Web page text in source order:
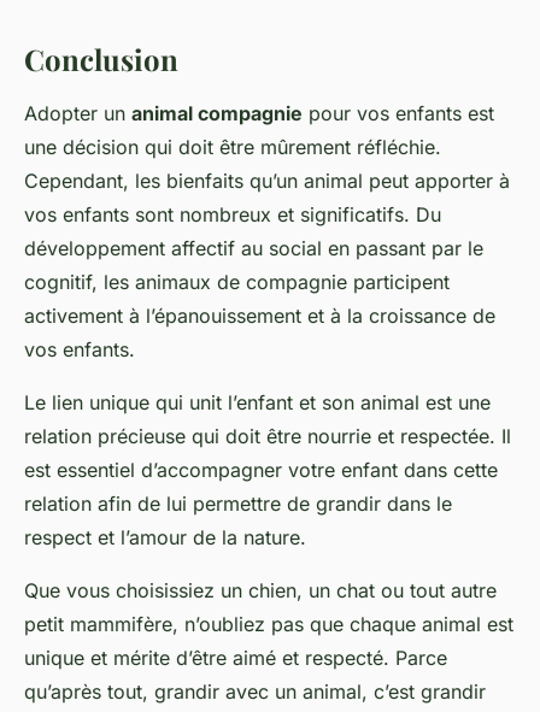
Conclusion
Adopter un animal compagnie pour vos enfants est
une décision qui doit être mûrement réfléchie.
Cependant, les bienfaits qu’un animal peut apporter à
vos enfants sont nombreux et significatifs. Du
développement affectif au social en passant par le
cognitif, les animaux de compagnie participent
activement à l’épanouissement et à la croissance de
vos enfants.
Le lien unique qui unit l’enfant et son animal est une
relation précieuse qui doit être nourrie et respectée. Il
est essentiel d’accompagner votre enfant dans cette
relation afin de lui permettre de grandir dans le
respect et l’amour de la nature.
Que vous choisissiez un chien, un chat ou tout autre
petit mammifère, n’oubliez pas que chaque animal est
unique et mérite d’être aimé et respecté. Parce
qu’après tout, grandir avec un animal, c’est grandir